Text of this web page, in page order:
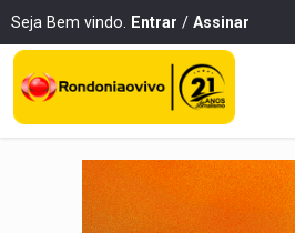
Seja Bem vindo. Entrar / Assinar